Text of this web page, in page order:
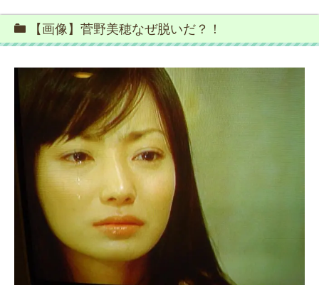
【画像】菅野美穂なぜ脱いだ？！